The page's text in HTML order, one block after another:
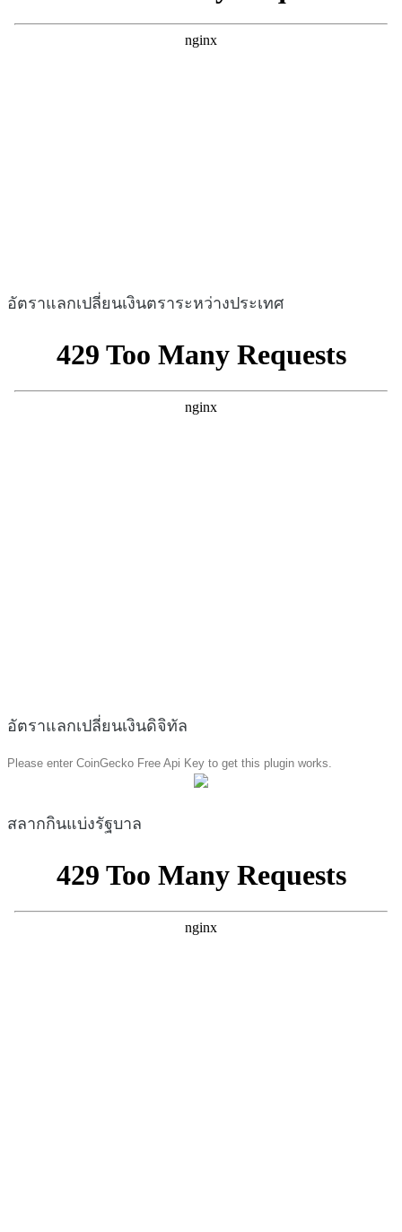
อัตราแลกเปลี่ยนเงินตราระหว่างประเทศ
อัตราแลกเปลี่ยนเงินดิจิทัล
Please enter CoinGecko Free Api Key to get this plugin works.
สลากกินแบ่งรัฐบาล